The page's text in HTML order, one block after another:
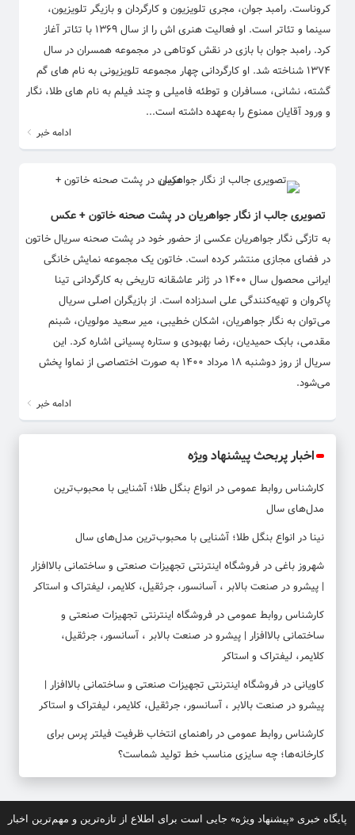
کروناست. رامبد جوان، مجری تلویزیون و کارگردان و بازیگر تلویزیون،
سینما و تئاتر است. او فعالیت هنری ‌اش را از سال ۱۳۶۹ با تئاتر آغاز
کرد. رامبد جوان با بازی در نقش کوتاهی در مجموعه‌ همسران در سال
۱۳۷۴ شناخته ‌شد. او کارگردانی چهار مجموعه تلویزیونی به نام‌ های گم
‌گشته، نشانی، مسافران و توطئه فامیلی و چند فیلم به نام های طلا، نگار
و ورود آقایان ممنوع را به‌عهده داشته ‌است...
ادامه خبر
تصویری جالب از نگار جواهریان در پشت صحنه خاتون + عکس
به تازگی نگار جواهریان عکسی از حضور خود در پشت صحنه سریال خاتون
در فضای مجازی منتشر کرده است. خاتون یک مجموعه نمایش خانگی
ایرانی محصول سال ۱۴۰۰ در ژانر عاشقانه تاریخی به کارگردانی تینا
پاکروان و تهیه‌کنندگی علی اسدزاده است. از بازیگران اصلی سریال
می‌توان به نگار جواهریان، اشکان خطیبی، میر سعید مولویان، شبنم
مقدمی، بابک حمیدیان، رضا بهبودی و ستاره پسیانی اشاره کرد. این
سریال از روز دوشنبه ۱۸ مرداد ۱۴۰۰ به صورت اختصاصی از نماوا پخش
می‌شود.
ادامه خبر
اخبار پربحث پیشنهاد ویژه
کارشناس روابط عمومیدر انواع بنگل طلا؛ آشنایی با محبوب‌ترین
مدل‌های سال
نینا در انواع بنگل طلا؛ آشنایی با محبوب‌ترین مدل‌های سال
شهروز باغیدر فروشگاه اینترنتی تجهیزات صنعتی و ساختمانی بالاافزار
| پیشرو در صنعت بالابر ، آسانسور، جرثقیل، کلایمر، لیفتراک و استاکر
کارشناس روابط عمومیدر فروشگاه اینترنتی تجهیزات صنعتی و
ساختمانی بالاافزار | پیشرو در صنعت بالابر ، آسانسور، جرثقیل،
کلایمر، لیفتراک و استاکر
کاویانیدر فروشگاه اینترنتی تجهیزات صنعتی و ساختمانی بالاافزار |
پیشرو در صنعت بالابر ، آسانسور، جرثقیل، کلایمر، لیفتراک و استاکر
کارشناس روابط عمومیدر راهنمای انتخاب ظرفیت فیلتر پرس برای
کارخانه‌ها؛ چه سایزی مناسب خط تولید شماست؟
پایگاه خبری «پیشنهاد ویژه» جایی است برای اطلاع از تازه‌ترین و مهم‌ترین اخبار